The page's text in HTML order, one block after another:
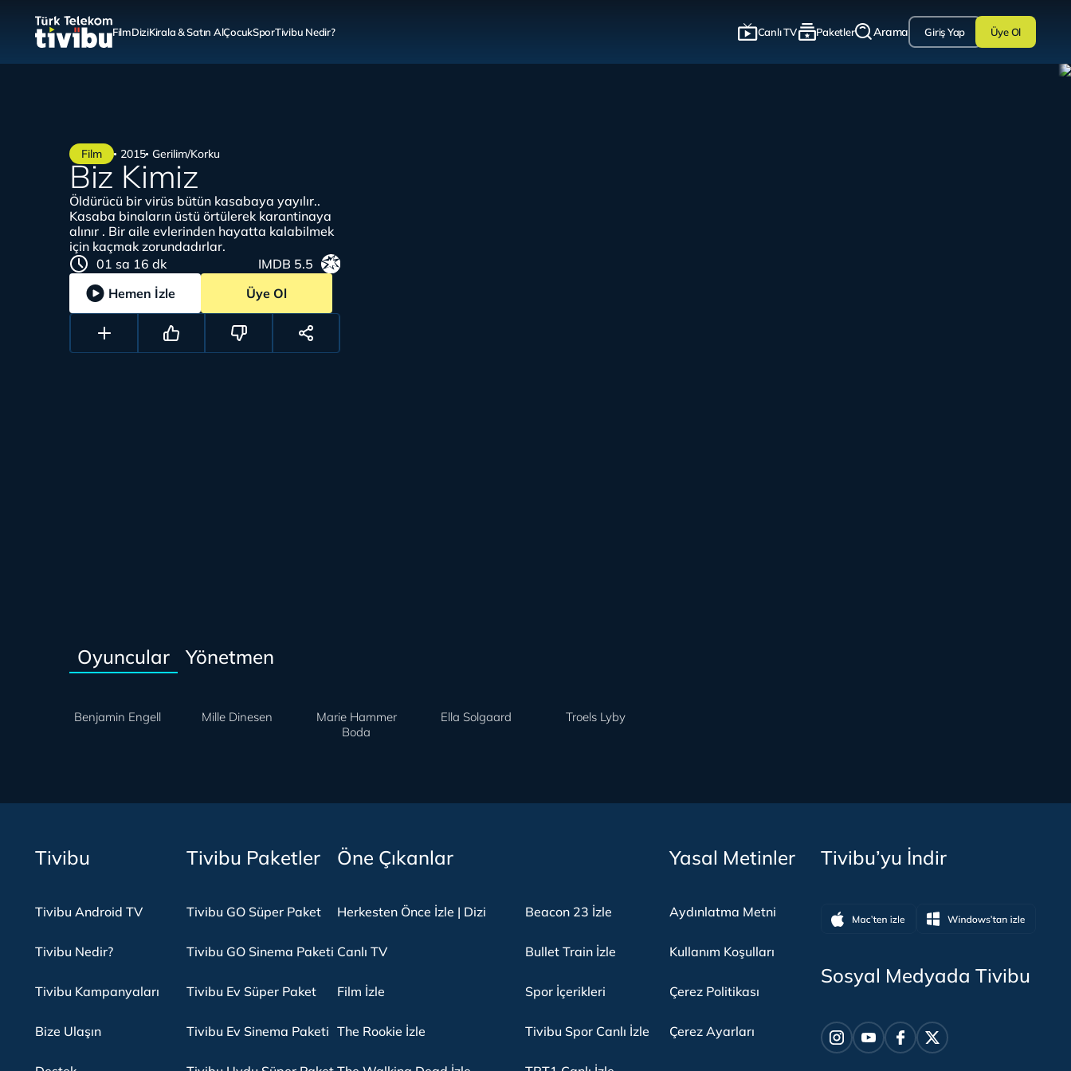
FilmDiziKirala & Satın AlÇocukSporTivibu Nedir? Canlı TV Paketler Arama Giriş Yap Üye Ol
Film 2015 Gerilim/Korku
Biz Kimiz
Öldürücü bir virüs bütün kasabaya yayılır..
Kasaba binaların üstü örtülerek karantinaya
alınır . Bir aile evlerinden hayatta kalabilmek
için kaçmak zorundadırlar.
01 sa 16 dk
IMDB 5.5
Hemen İzle
Üye Ol
Oyuncular Yönetmen
Benjamin Engell Mille Dinesen
Marie Hammer
Boda
Ella Solgaard Troels Lyby
Tivibu
Tivibu Android TV
Tivibu Nedir?
Tivibu Kampanyaları
Bize Ulaşın
Tivibu Paketler
Tivibu GO Süper Paket
Tivibu GO Sinema Paketi
Tivibu Ev Süper Paket
Tivibu Ev Sinema Paketi
Öne Çıkanlar
Herkesten Önce İzle | Dizi
Canlı TV
Film İzle
The Rookie İzle
Beacon 23 İzle
Bullet Train İzle
Spor İçerikleri
Tivibu Spor Canlı İzle
Yasal Metinler
Aydınlatma Metni
Kullanım Koşulları
Çerez Politikası
Çerez Ayarları
Tivibu’yu İndir
Sosyal Medyada Tivibu